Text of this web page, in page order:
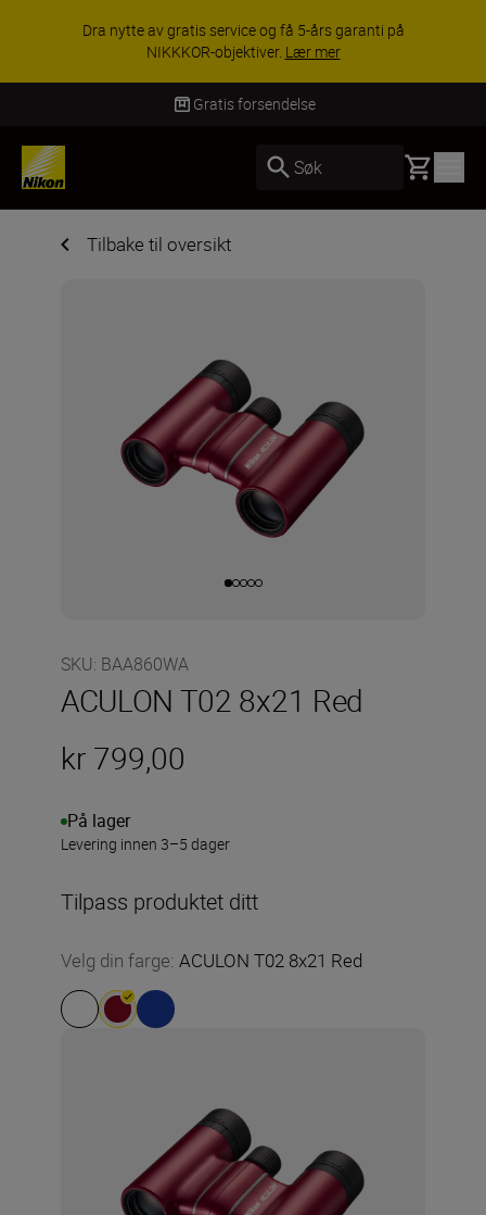
ACCESSORY SAVINGS | Få 15
utvalgt tilbehør, gjør fotoutstyret
Gratis forsendelse
Søk Basket
Tilbake til oversikt
SKU: BAA860WA
ACULON T02 8x21 Red
kr 799,00
På lager
Levering innen 3–5 dager
Tilpass produktet ditt
Velg din farge: ACULON T02 8x21 Red